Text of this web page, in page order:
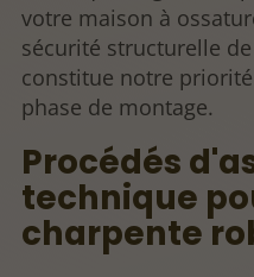
votre maison à
sécurité structurelle
constitue notre
phase de montage.
Procédés
technique
charpente